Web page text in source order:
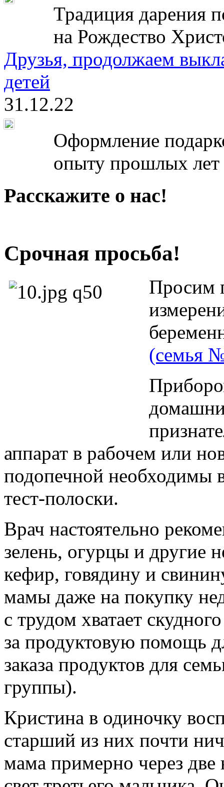
Традиция дарения
на Рождество
Друзья, продолжаем
детей
31.12.22
Оформление
опыту прошлых
Расскажите о нас!
Срочная просьба!
Просим
(семья
аппарат в рабочем или
подопечной необходимы
тест-полоски.
Врач настоятельно
зелень, огурцы и другие
кефир, говядину и
мамы даже на покупку
с трудом хватает
за продуктовую помощь
заказа продуктов для
группы).
Кристина в одиночку
старший из них почти
мама примерно через две